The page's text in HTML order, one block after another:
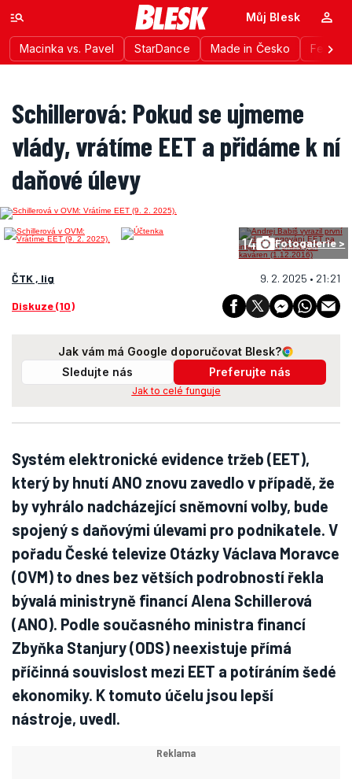
Macinka vs. Pavel StarDance Made in Česko
Můj Blesk
Schillerová: Pokud se ujmeme
vlády, vrátíme EET a přidáme k ní
daňové úlevy
14 Fotogalerie >
ČTK , lig 9. 2. 2025 • 21:21
Diskuze (10)
Jak vám má Google doporučovat Blesk?
Sledujte nás
Preferujte nás
Jak to celé funguje
Systém elektronické evidence tržeb (EET),
který by hnutí ANO znovu zavedlo v případě, že
by vyhrálo nadcházející sněmovní volby, bude
spojený s daňovými úlevami pro podnikatele. V
pořadu České televize Otázky Václava Moravce
(OVM) to dnes bez větších podrobností řekla
bývalá ministryně financí Alena Schillerová
(ANO). Podle současného ministra financí
Zbyňka Stanjury (ODS) neexistuje přímá
příčinná souvislost mezi EET a potíráním šedé
ekonomiky. K tomuto účelu jsou lepší
nástroje, uvedl.